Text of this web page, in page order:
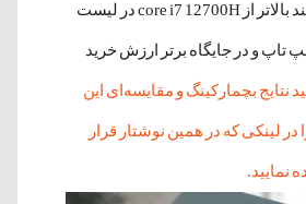
این پردازنده قدرتمند بالاتر از core i7 12700H در لیست
تاپ و در جایگاه برتر ارزش خرید
نتایج بچمارکینگ و مقایسه‌ای این
در لینکی که در همین نوشتار قرار
نمایید.